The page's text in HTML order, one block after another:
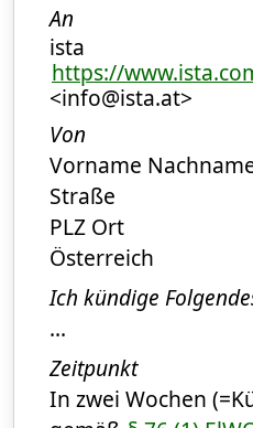
An
ista
https://
<info@ista.at>
Von
Vorname
Straße
PLZ Ort
Österreich
Ich kündige
...
Zeitpunkt
In zwei Wochen